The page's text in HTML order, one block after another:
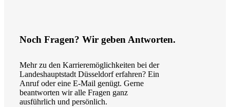
Noch Fragen? Wir geben Antworten.
Mehr zu den Karrieremöglichkeiten bei der
Landeshauptstadt Düsseldorf erfahren? Ein
Anruf oder eine E-Mail genügt. Gerne
beantworten wir alle Fragen ganz
ausführlich und persönlich.